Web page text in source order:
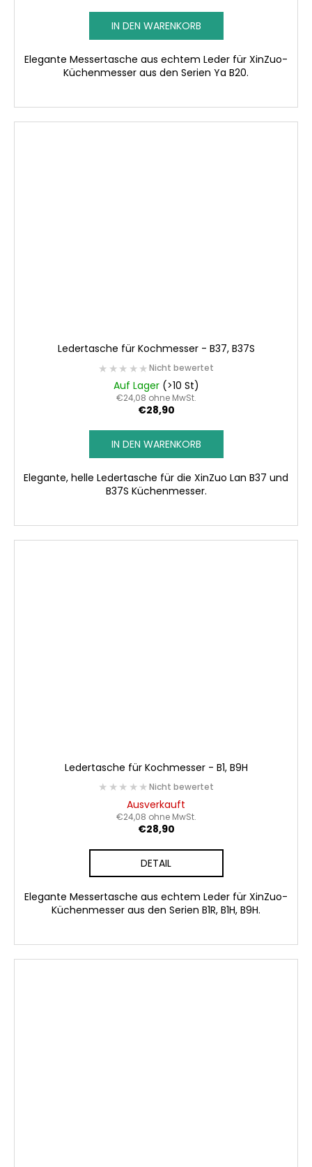
IN DEN WARENKORB
Elegante Messertasche aus echtem Leder für XinZuo-
Küchenmesser aus den Serien Ya B20.
Ledertasche für Kochmesser - B37, B37S
★★★★★
★★★★★Nicht bewertet
Auf Lager (>10 St)
€24,08 ohne MwSt.
€28,90
IN DEN WARENKORB
Elegante, helle Ledertasche für die XinZuo Lan B37 und
B37S Küchenmesser.
Ledertasche für Kochmesser - B1, B9H
★★★★★
★★★★★Nicht bewertet
Ausverkauft
€24,08 ohne MwSt.
€28,90
DETAIL
Elegante Messertasche aus echtem Leder für XinZuo-
Küchenmesser aus den Serien B1R, B1H, B9H.